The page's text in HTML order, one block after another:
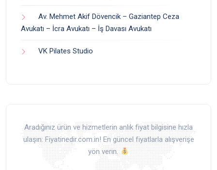
Av. Mehmet Akif Dövencik – Gaziantep Ceza
Avukatı – İcra Avukatı – İş Davası Avukatı
VK Pilates Studio
Aradığınız ürün ve hizmetlerin anlık fiyat bilgisine hızla
ulaşın: Fiyatinedir.com.in! En güncel fiyatlarla alışverişe
yön verin.